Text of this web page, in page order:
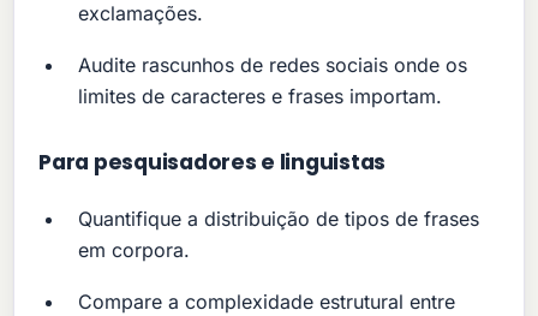
exclamações.
Audite rascunhos de redes sociais onde os
limites de caracteres e frases importam.
Para pesquisadores e linguistas
Quantifique a distribuição de tipos de frases
em corpora.
Compare a complexidade estrutural entre